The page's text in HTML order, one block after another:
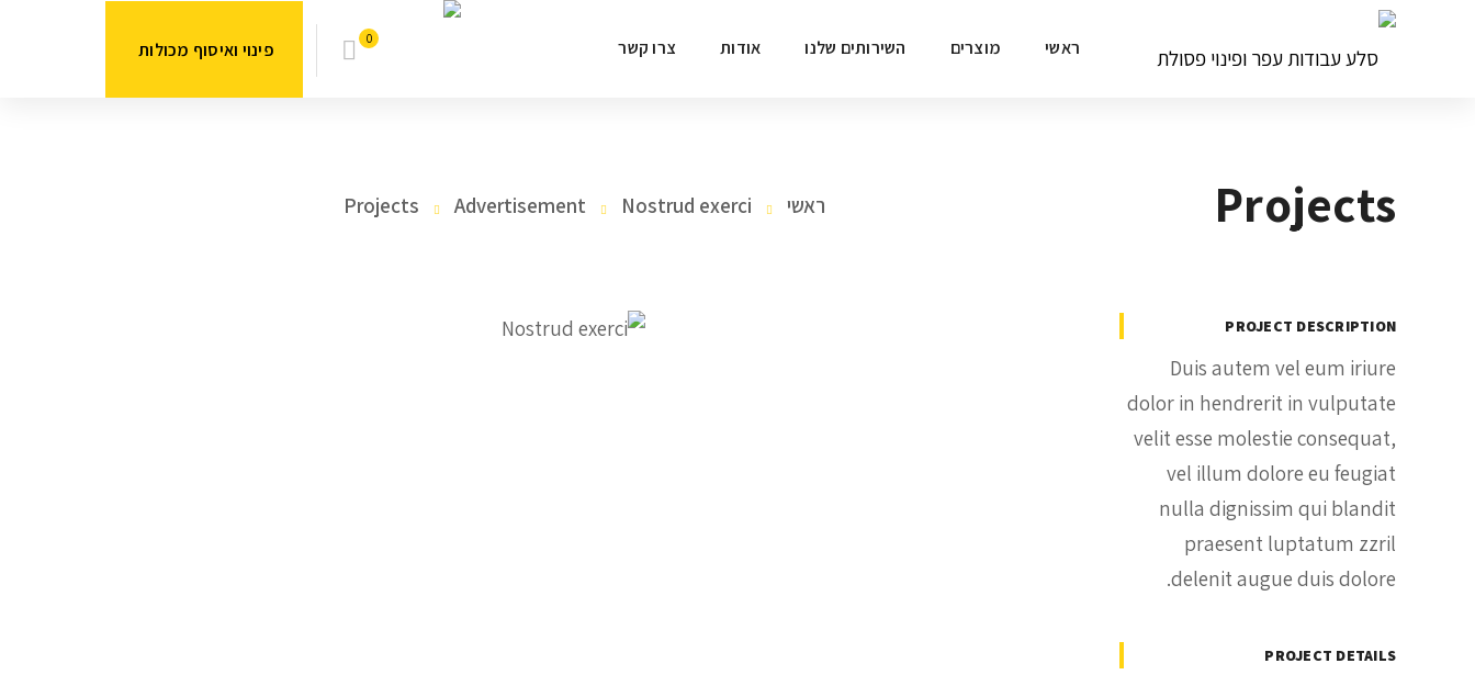
ראשי מוצרים השירותים שלנו אודות צרו קשר פינוי ואיסוף מכולות 0
Projects ראשי Projects Advertisement Nostrud exerci
PROJECT DESCRIPTION
Duis autem vel eum iriure
dolor in hendrerit in vulputate
velit esse molestie consequat,
vel illum dolore eu feugiat
nulla dignissim qui blandit
praesent luptatum zzril
delenit augue duis dolore.
PROJECT DETAILS